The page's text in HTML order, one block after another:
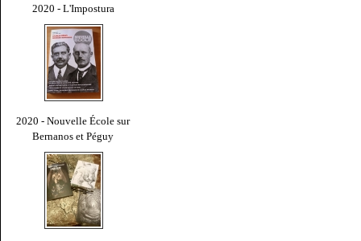
2020 - L'Impostura
2020 - Nouvelle École sur
Bernanos et Péguy